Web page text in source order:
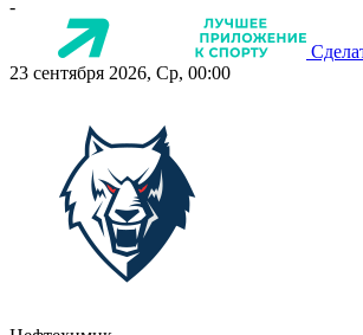
-
23 сентября 2026, Ср, 00:00